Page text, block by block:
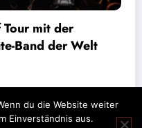
erreichen – und
die anderen
du die Website weiter
Einverständnis aus.